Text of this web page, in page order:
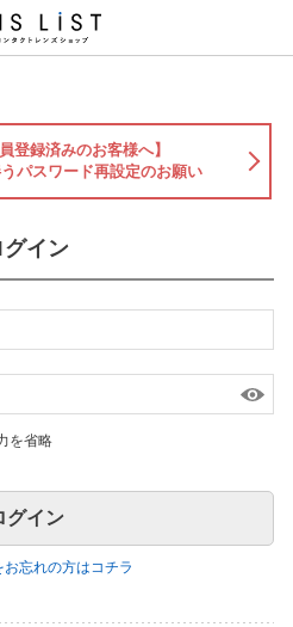
登録済みのお客様へ】
パスワード再設定のお願い
グイン
を省略
忘れの方はコチラ